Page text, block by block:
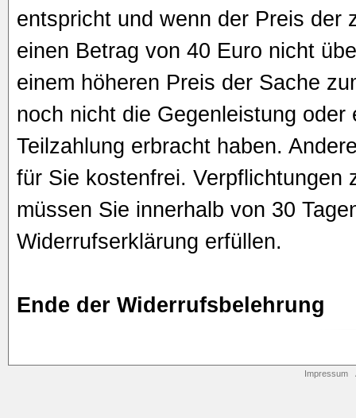
entspricht und wenn der Preis der
einen Betrag von 40 Euro nicht
einem höheren Preis der Sache
noch nicht die Gegenleistung
Teilzahlung erbracht haben.
für Sie kostenfrei. Verpflichtungen
müssen Sie innerhalb von 30
Widerrufserklärung erfüllen.
Ende der Widerrufsbelehrung
Impressum